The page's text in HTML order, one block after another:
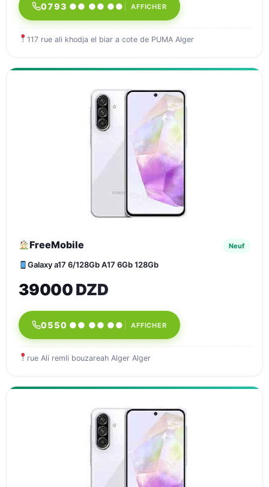
0793 ●● ●● ●● AFFICHER
117 rue ali khodja el biar a cote de PUMA Alger
FreeMobile Neuf
Galaxy a17 6/128Gb A17 6Gb 128Gb
39000 DZD
0550 ●● ●● ●● AFFICHER
rue Ali remli bouzareah Alger Alger